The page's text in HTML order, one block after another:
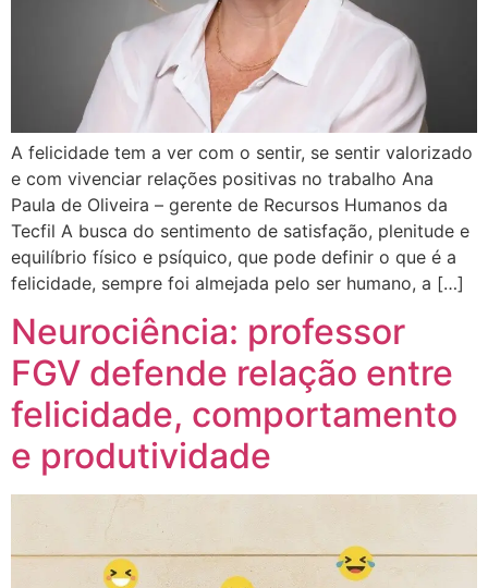
A felicidade tem a ver com o sentir, se sentir valorizado
e com vivenciar relações positivas no trabalho Ana
Paula de Oliveira – gerente de Recursos Humanos da
Tecfil A busca do sentimento de satisfação, plenitude e
equilíbrio físico e psíquico, que pode definir o que é a
felicidade, sempre foi almejada pelo ser humano, a […]
Neurociência: professor
FGV defende relação entre
felicidade, comportamento
e produtividade